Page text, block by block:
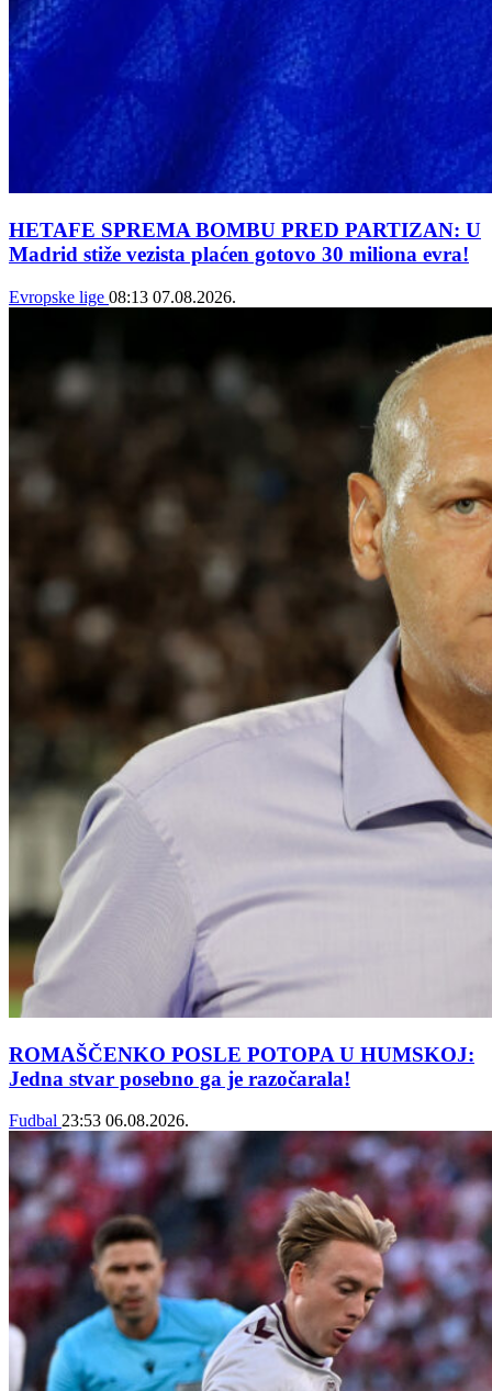
HETAFE SPREMA BOMBU PRED PARTIZAN: U
Madrid stiže vezista plaćen gotovo 30 miliona evra!
Evropske lige 08:13 07.08.2026.
ROMAŠČENKO POSLE POTOPA U HUMSKOJ:
Jedna stvar posebno ga je razočarala!
Fudbal 23:53 06.08.2026.